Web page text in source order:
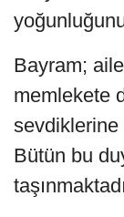
Bayram;
memlekete
sevdiklerine
Bütün bu